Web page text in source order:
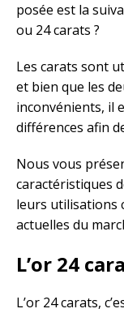
posée est la
ou 24 carats ?
Les carats sont
et bien que les
inconvénients, il
différences afin
Nous vous
caractéristiques
leurs utilisations
actuelles du
L’or 24
L’or 24 carats,